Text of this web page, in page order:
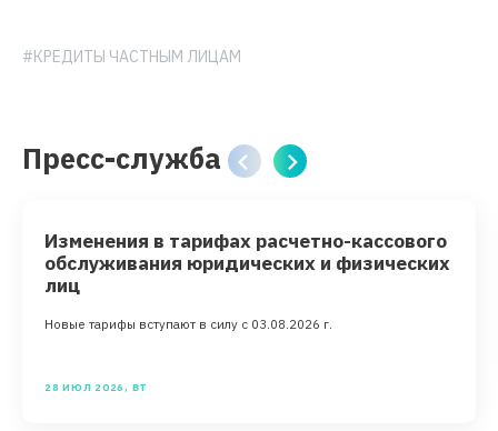
#КРЕДИТЫ ЧАСТНЫМ ЛИЦАМ
Пресс-служба
Изменения в тарифах расчетно-кассового
обслуживания юридических и физических
лиц
Новые тарифы вступают в силу с 03.08.2026 г.
28 ИЮЛ 2026, ВТ